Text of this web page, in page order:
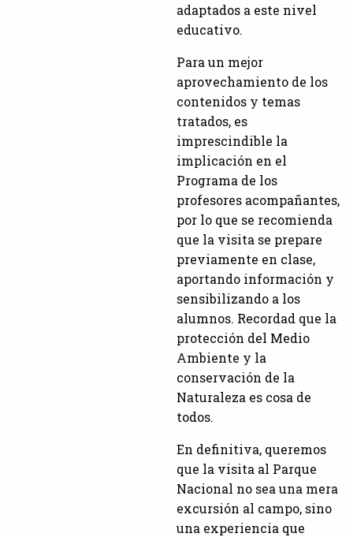
adaptados a este nivel
educativo.
Para un mejor
aprovechamiento de los
contenidos y temas
tratados, es
imprescindible la
implicación en el
Programa de los
profesores acompañantes,
por lo que se recomienda
que la visita se prepare
previamente en clase,
aportando información y
sensibilizando a los
alumnos. Recordad que la
protección del Medio
Ambiente y la
conservación de la
Naturaleza es cosa de
todos.
En definitiva, queremos
que la visita al Parque
Nacional no sea una mera
excursión al campo, sino
una experiencia que